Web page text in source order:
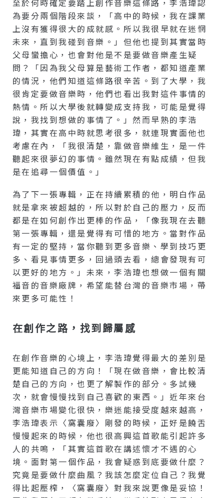
為要分兩個階段來談，「高中的時候，我在課業
上沒有獲得很大的成就感。所以我很早就在迷惘
未來，直到我碰到音樂。」但他也提到其實當時
父母蠻擔心，也會對他是不是要做音樂產生疑
問？「因為我父母算是藝術工作者，都知道產業
的情況，他們知道這條路很辛苦。到了大學，我
很肯定要做音樂時，他們也看出我對這件事情的
熱情。所以大學後就轉變成支持我，可能是覺得
說，我找到想做的事情了。」然而早熟的李浩
瑋，其實在高中時就思考很多，就連現實面他也
考慮在內，「我很清楚，靠做音樂維生，是一件
聽起來很夢幻的事情。雖然現在有點成績，但我
是在追尋一個價值。」
為了下一張專輯，正在持續累積的他，明白作品
就是拿來被超越的，所以對於自己的壓力，反而
都是在如何創作出更棒的作品，「像我現在去聽
第一張專輯，還是覺得有可惜的地方。當對作品
有一定的堅持，當你聽到更多音樂、學到技巧更
多、看見事情更多，回過頭去看，總會發現有可
以更好的地方。」未來，李浩瑋也想做一個有關
福音的音樂廠牌，希望能替台灣的音樂市場，帶
來更多可能性！
在創作之路，找到歸屬感
在創作音樂的心境上，李浩瑋覺得最大的差別是
更能知道自己的方向！「現在做音樂，會比較清
楚自己的方向，也更了解製作的部分。多試幾
次，就會慢慢找到自己喜歡的東西。」近年來台
灣音樂市場變化很快，樂迷能接受度越來越高，
李浩瑋表示〈窩囊廢〉剛發的時候，正好是饒舌
慢慢起來的時候，他也很高興這首歌能引起許多
人的共鳴，「其實這首歌在講述懷才不遇的心
境。面對第一個作品，我會疑惑到底要做什麼？
究竟是要做什麼曲風？我該怎麼定位自己？我覺
得比起壓榨，〈窩囊廢〉對我來說更像是妥協！